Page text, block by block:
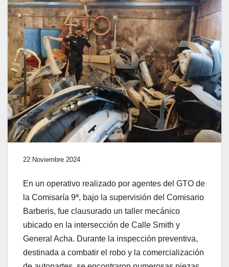
22 Noviembre 2024
En un operativo realizado por agentes del GTO de
la Comisaría 9ª, bajo la supervisión del Comisario
Barberis, fue clausurado un taller mecánico
ubicado en la intersección de Calle Smith y
General Acha. Durante la inspección preventiva,
destinada a combatir el robo y la comercialización